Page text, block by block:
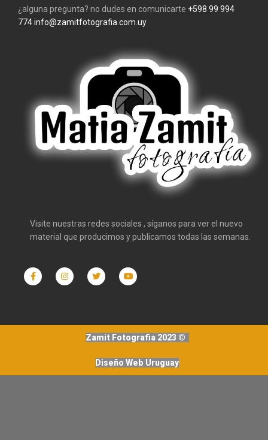
¿alguna pregunta? no dudes en comunicarte +598 99 994
774info@zamitfotografia.com.uy
Visite nuestras redes sociales , síganos para ver el nuevo
material que producimos y publicamos todas las semanas.
Zamit Fotografia 2023 ©
Diseño Web Uruguay